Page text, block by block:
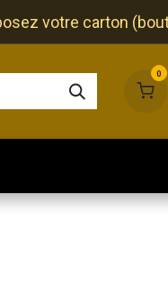
votre carton
0